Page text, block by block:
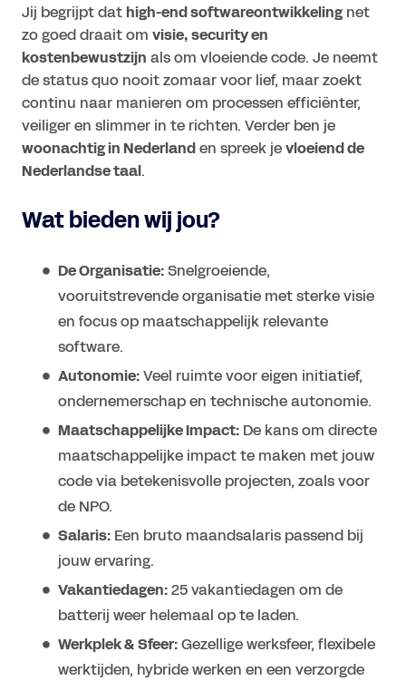
Jij begrijpt dathigh-end softwareontwikkeling net
zo goed draait om visie, security en
kostenbewustzijn als om vloeiende code. Je neemt
de status quo nooit zomaar voor lief, maar zoekt
continu naar manieren om processen efficiënter,
veiliger en slimmer in te richten. Verder ben je
woonachtig in Nederlanden spreek jevloeiend de
Nederlandse taal.
Wat bieden wij jou?
De Organisatie:Snelgroeiende,
vooruitstrevende organisatie met sterke visie
en focus op maatschappelijk relevante
software.
Autonomie:Veel ruimte voor eigen initiatief,
ondernemerschap en technische autonomie.
Maatschappelijke Impact: De kans om directe
maatschappelijke impact te maken met jouw
code via betekenisvolle projecten, zoals voor
de NPO.
Salaris: Een bruto maandsalaris passend bij
jouw ervaring.
Vakantiedagen:25 vakantiedagen om de
batterij weer helemaal op te laden.
Werkplek & Sfeer:Gezellige werksfeer, flexibele
werktijden, hybride werken en een verzorgde